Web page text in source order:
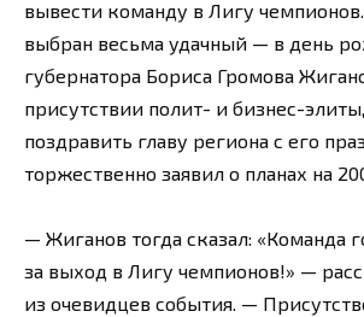
вывести команду в Лигу
выбран весьма удачный — в день
губернатора Бориса Громова
присутствии полит- и бизнес-
поздравить главу региона с его
торжественно заявил о планах на
— Жиганов тогда сказал: «Команда
за выход в Лигу чемпионов!» —
из очевидцев события. —